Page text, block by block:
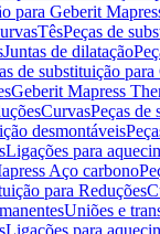
para Geberit
TêsPeças de
Juntas de dilatação
de substituição
Geberit Mapress
CurvasPeças de
desmontáveis
Ligações para
Aço carbono
para Reduções
Uniões e
Ligações para